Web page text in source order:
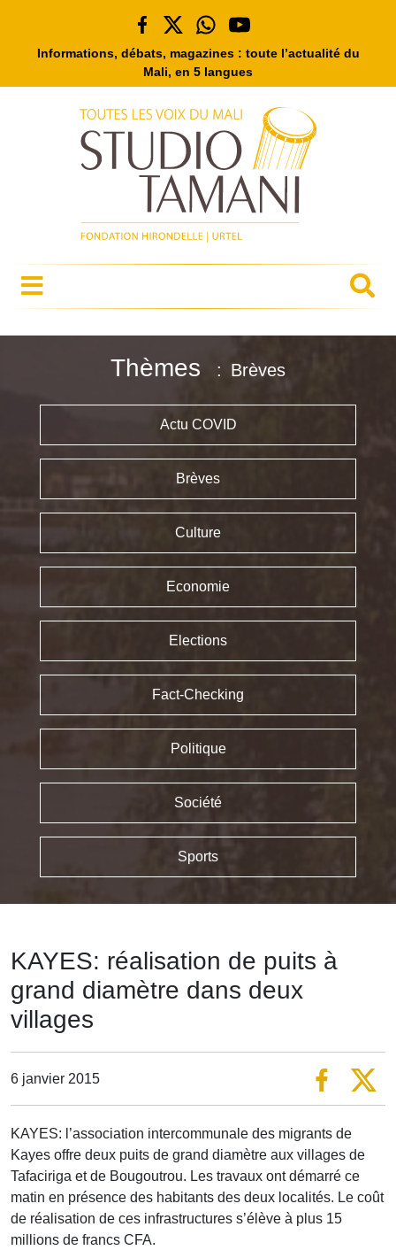
Informations, débats, magazines : toute l’actualité du
Mali, en 5 langues
Thèmes Brèves
Actu COVID
Brèves
Culture
Economie
Elections
Fact-Checking
Politique
Société
Sports
KAYES: réalisation de puits à
grand diamètre dans deux
villages
6 janvier 2015
KAYES: l’association intercommunale des migrants de
Kayes offre deux puits de grand diamètre aux villages de
Tafaciriga et de Bougoutrou. Les travaux ont démarré ce
matin en présence des habitants des deux localités. Le coût
de réalisation de ces infrastructures s’élève à plus 15
millions de francs CFA.